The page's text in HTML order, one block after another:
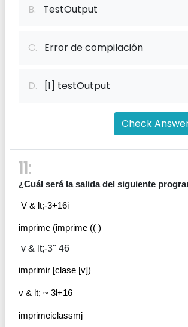
B. TestOutput
C. Error de compilación
D. [1] testOutput
Check
11:
¿Cuál será la salida del siguiente
V & lt;-3+16i
imprime (imprime (( )
v & lt;-3" 46
imprimir [clase [v])
v & lt; ~ 3l+16
imprimeiclassmj